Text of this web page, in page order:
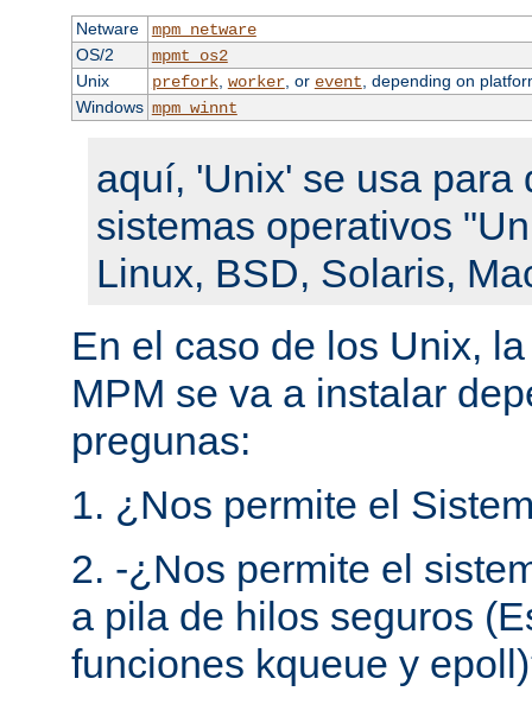
Netware
mpm_netware
OS/2
mpmt_os2
Unix
prefork, worker, or event , depending on
Windows mpm_winnt
aquí, 'Unix' se usa para
sistemas operativos
Linux, BSD, Solaris,
En el caso de los Unix,
MPM se va a instalar
pregunas:
1. ¿Nos permite el
2. -¿Nos permite el
a pila de hilos seguros
funciones kqueue y